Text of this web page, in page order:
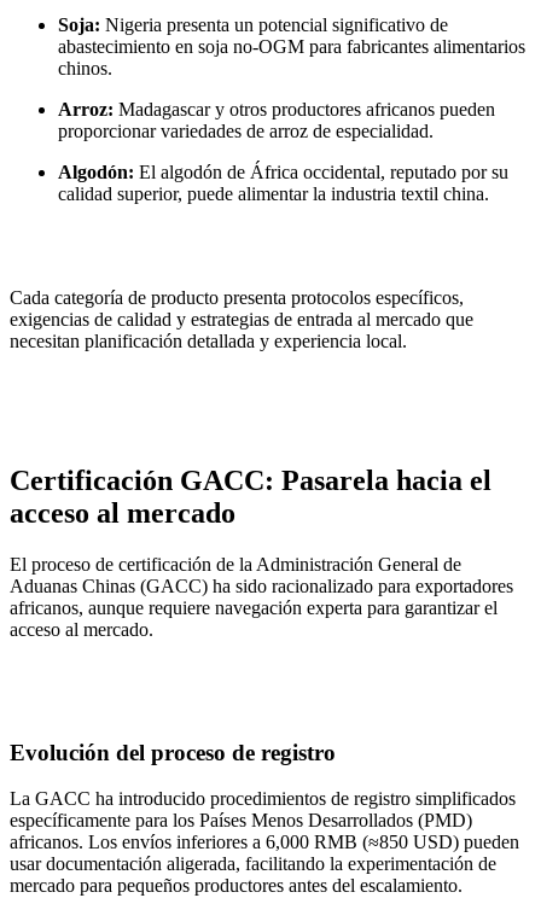
Soja: Nigeria presenta un potencial significativo de
abastecimiento en soja no-OGM para fabricantes alimentarios
chinos.
Arroz: Madagascar y otros productores africanos pueden
proporcionar variedades de arroz de especialidad.
Algodón: El algodón de África occidental, reputado por su
calidad superior, puede alimentar la industria textil china.
Cada categoría de producto presenta protocolos específicos,
exigencias de calidad y estrategias de entrada al mercado que
necesitan planificación detallada y experiencia local.
Certificación GACC: Pasarela hacia el
acceso al mercado
El proceso de certificación de la Administración General de
Aduanas Chinas (GACC) ha sido racionalizado para exportadores
africanos, aunque requiere navegación experta para garantizar el
acceso al mercado.
Evolución del proceso de registro
La GACC ha introducido procedimientos de registro simplificados
específicamente para los Países Menos Desarrollados (PMD)
africanos. Los envíos inferiores a 6,000 RMB (≈850 USD) pueden
usar documentación aligerada, facilitando la experimentación de
mercado para pequeños productores antes del escalamiento.